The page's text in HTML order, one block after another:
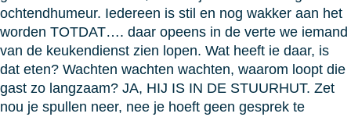
ochtendhumeur. Iedereen is stil en nog wakker aan het
worden TOTDAT…. daar opeens in de verte we iemand
van de keukendienst zien lopen. Wat heeft ie daar, is
dat eten? Wachten wachten wachten, waarom loopt die
gast zo langzaam? JA, HIJ IS IN DE STUURHUT. Zet
nou je spullen neer, nee je hoeft geen gesprek te